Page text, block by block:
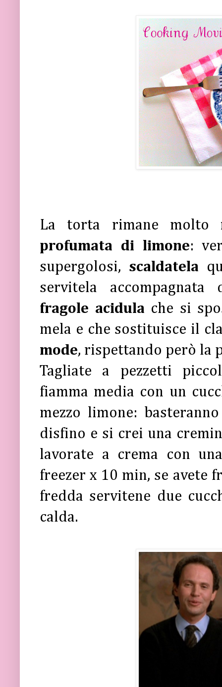
La torta rimane molto
profumata di limone:
supergolosi, scaldatela
servitela
fragole acidula che si
mela e che sostituisce il
mode, rispettando però la
Tagliate a pezzetti
fiamma media con un
mezzo limone:
disfino e si crei una
lavorate a crema con
freezer x 10 min, se avete
fredda servitene due
calda.